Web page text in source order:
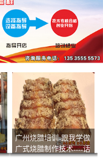
广州烧腊培训-跟我学做
广式烧腊制作技术----话